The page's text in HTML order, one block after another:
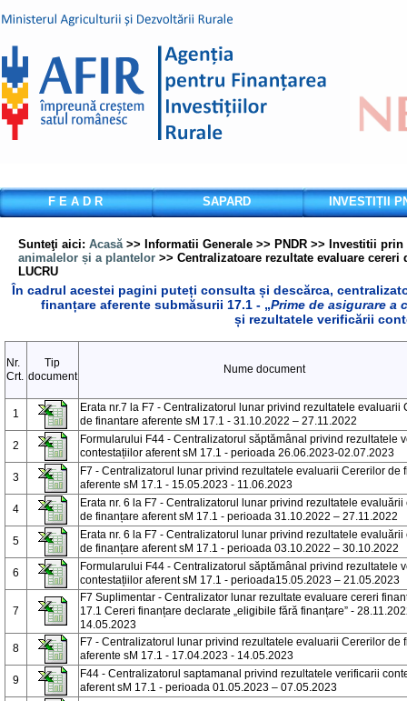
F E A D R SAPARD INVESTIȚII
Sunteţi aici: Acasă>> Informatii Generale >> PNDR >> Investitii prin
animalelor și a plantelor >> Centralizatoare rezultate evaluare
LUCRU
În cadrul acestei pagini puteți consulta și descărca,
finanțare aferente submăsurii 17.1 - „Prime de asigurare
și rezultatele verificării
Nr.
Crt.
Tip
document
Nume document
1
Erata nr.7 la F7 - Centralizatorul lunar privind rezultatele evaluarii
de finantare aferente sM 17.1 - 31.10.2022 – 27.11.2022
2
Formularului F44 - Centralizatorul săptămânal privind rezultatele
contestațiilor aferent sM 17.1 - perioada 26.06.2023-02.07.2023
3
F7 - Centralizatorul lunar privind rezultatele evaluarii Cererilor de
aferente sM 17.1 - 15.05.2023 - 11.06.2023
4
Erata nr. 6 la F7 - Centralizatorul lunar privind rezultatele evaluării
de finanțare aferent sM 17.1 - perioada 31.10.2022 – 27.11.2022
5
Erata nr. 6 la F7 - Centralizatorul lunar privind rezultatele evaluării
de finanțare aferent sM 17.1 - perioada 03.10.2022 – 30.10.2022
6
Formularului F44 - Centralizatorul săptămânal privind rezultatele
contestațiilor aferent sM 17.1 - perioada15.05.2023 – 21.05.2023
7
F7 Suplimentar - Centralizator lunar rezultate evaluare cereri
17.1 Cereri finanțare declarate „eligibile fără finanțare” -
14.05.2023
8
F7 - Centralizatorul lunar privind rezultatele evaluarii Cererilor de
aferente sM 17.1 - 17.04.2023 - 14.05.2023
9
F44 - Centralizatorul saptamanal privind rezultatele verificarii
aferent sM 17.1 - perioada 01.05.2023 – 07.05.2023